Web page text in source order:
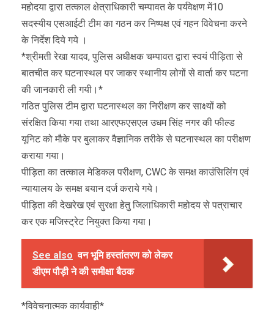
महोदया द्वारा तत्काल क्षेत्राधिकारी चम्पावत के पर्यवेक्षण में10
सदस्यीय एसआईटी टीम का गठन कर निष्पक्ष एवं गहन विवेचना करने
के निर्देश दिये गये ।
*श्रीमती रेखा यादव, पुलिस अधीक्षक चम्पावत द्वारा स्वयं पीड़िता से
बातचीत कर घटनास्थल पर जाकर स्थानीय लोगों से वार्ता कर घटना
की जानकारी ली गयी।*
गठित पुलिस टीम द्वारा घटनास्थल का निरीक्षण कर साक्ष्यों को
संरक्षित किया गया तथा आरएफएसएल उधम सिंह नगर की फील्ड
यूनिट को मौके पर बुलाकर वैज्ञानिक तरीके से घटनास्थल का परीक्षण
कराया गया।
पीड़िता का तत्काल मेडिकल परीक्षण, CWC के समक्ष काउंसिलिंग एवं
न्यायालय के समक्ष बयान दर्ज कराये गये।
पीड़िता की देखरेख एवं सुरक्षा हेतु जिलाधिकारी महोदय से पत्राचार
कर एक मजिस्ट्रेट नियुक्त किया गया।
See also वन भूमि हस्तांतरण को लेकर
डीएम पौड़ी ने की समीक्षा बैठक
*विवेचनात्मक कार्यवाही*